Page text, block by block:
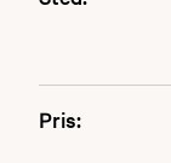
Pris: